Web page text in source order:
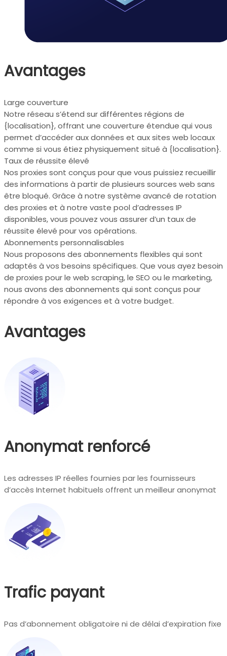
Avantages
Large couverture
Notre réseau s’étend sur différentes régions de
{localisation}, offrant une couverture étendue qui vous
permet d’accéder aux données et aux sites web locaux
comme si vous étiez physiquement situé à {localisation}.
Taux de réussite élevé
Nos proxies sont conçus pour que vous puissiez recueillir
des informations à partir de plusieurs sources web sans
être bloqué. Grâce à notre système avancé de rotation
des proxies et à notre vaste pool d’adresses IP
disponibles, vous pouvez vous assurer d’un taux de
réussite élevé pour vos opérations.
Abonnements personnalisables
Nous proposons des abonnements flexibles qui sont
adaptés à vos besoins spécifiques. Que vous ayez besoin
de proxies pour le web scraping, le SEO ou le marketing,
nous avons des abonnements qui sont conçus pour
répondre à vos exigences et à votre budget.
Avantages
Anonymat renforcé
Les adresses IP réelles fournies par les fournisseurs
d’accès Internet habituels offrent un meilleur anonymat
Trafic payant
Pas d’abonnement obligatoire ni de délai d’expiration fixe